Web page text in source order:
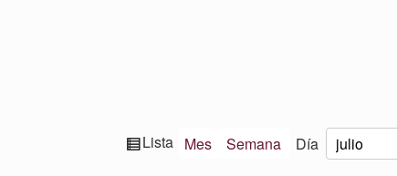
Ver
Lista Mes Semana Día Mes
Día
Año